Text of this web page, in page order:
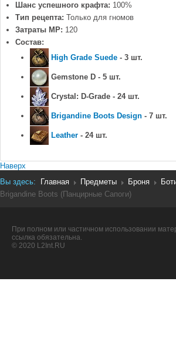
Шанс успешного крафта: 100%
Тип рецепта: Только для гномов
Затраты MP: 120
Состав:
High Grade Suede - 3 шт.
Gemstone D - 5 шт.
Crystal: D-Grade - 24 шт.
Brigandine Boots Design - 7 шт.
Leather - 24 шт.
Наверх
Вы здесь:
Главная Предметы Броня
Brigandine Boots (Панцирные Сапоги)
При полном или частичном использовании
ссылка обязательна.
© 2020 L2Int.RU